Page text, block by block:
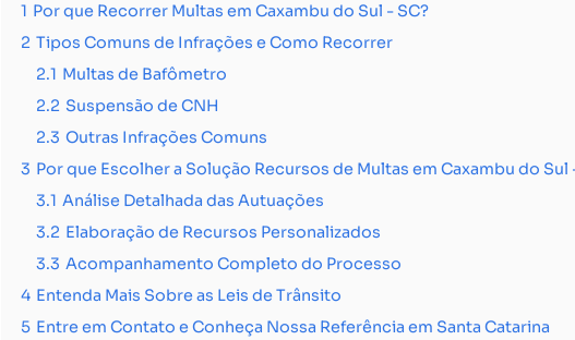
1 Por que Recorrer Multas em Caxambu do Sul - SC?
2 Tipos Comuns de Infrações e Como Recorrer
2.1 Multas de Bafômetro
2.2 Suspensão de CNH
2.3 Outras Infrações Comuns
3 Por que Escolher a Solução Recursos de Multas em Caxambu do Sul
3.1 Análise Detalhada das Autuações
3.2 Elaboração de Recursos Personalizados
3.3 Acompanhamento Completo do Processo
4 Entenda Mais Sobre as Leis de Trânsito
5 Entre em Contato e Conheça Nossa Referência em Santa Catarina